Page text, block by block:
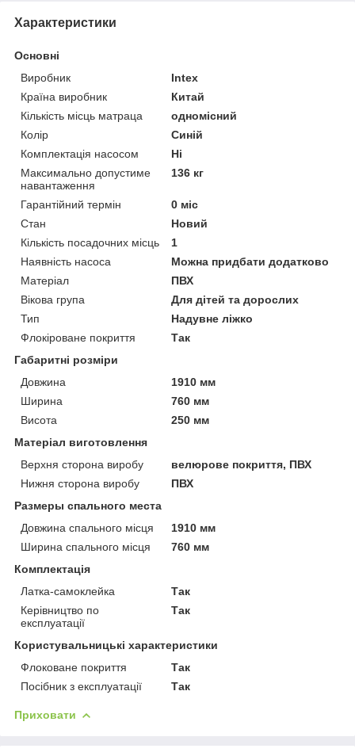
Характеристики
Основні
Виробник
Intex
Країна виробник
Китай
Кількість місць матраца
одномісний
Колір
Синій
Комплектація насосом
Ні
Максимально допустиме
навантаження
136 кг
Гарантійний термін
0 міс
Стан
Новий
Кількість посадочних місць
1
Наявність насоса
Можна придбати додатково
Матеріал
ПВХ
Вікова група
Для дітей та дорослих
Тип
Надувне ліжко
Флокіроване покриття
Так
Габаритні розміри
Довжина
1910 мм
Ширина
760 мм
Висота
250 мм
Матеріал виготовлення
Верхня сторона виробу
велюрове покриття, ПВХ
Нижня сторона виробу
ПВХ
Размеры спального места
Довжина спального місця
1910 мм
Ширина спального місця
760 мм
Комплектація
Латка-самоклейка
Так
Керівництво по
експлуатації
Так
Користувальницькі характеристики
Флоковане покриття
Так
Посібник з експлуатації
Так
Приховати